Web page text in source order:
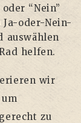
“Nein”
oder-Nein-
auswählen
helfen.
wir
zu